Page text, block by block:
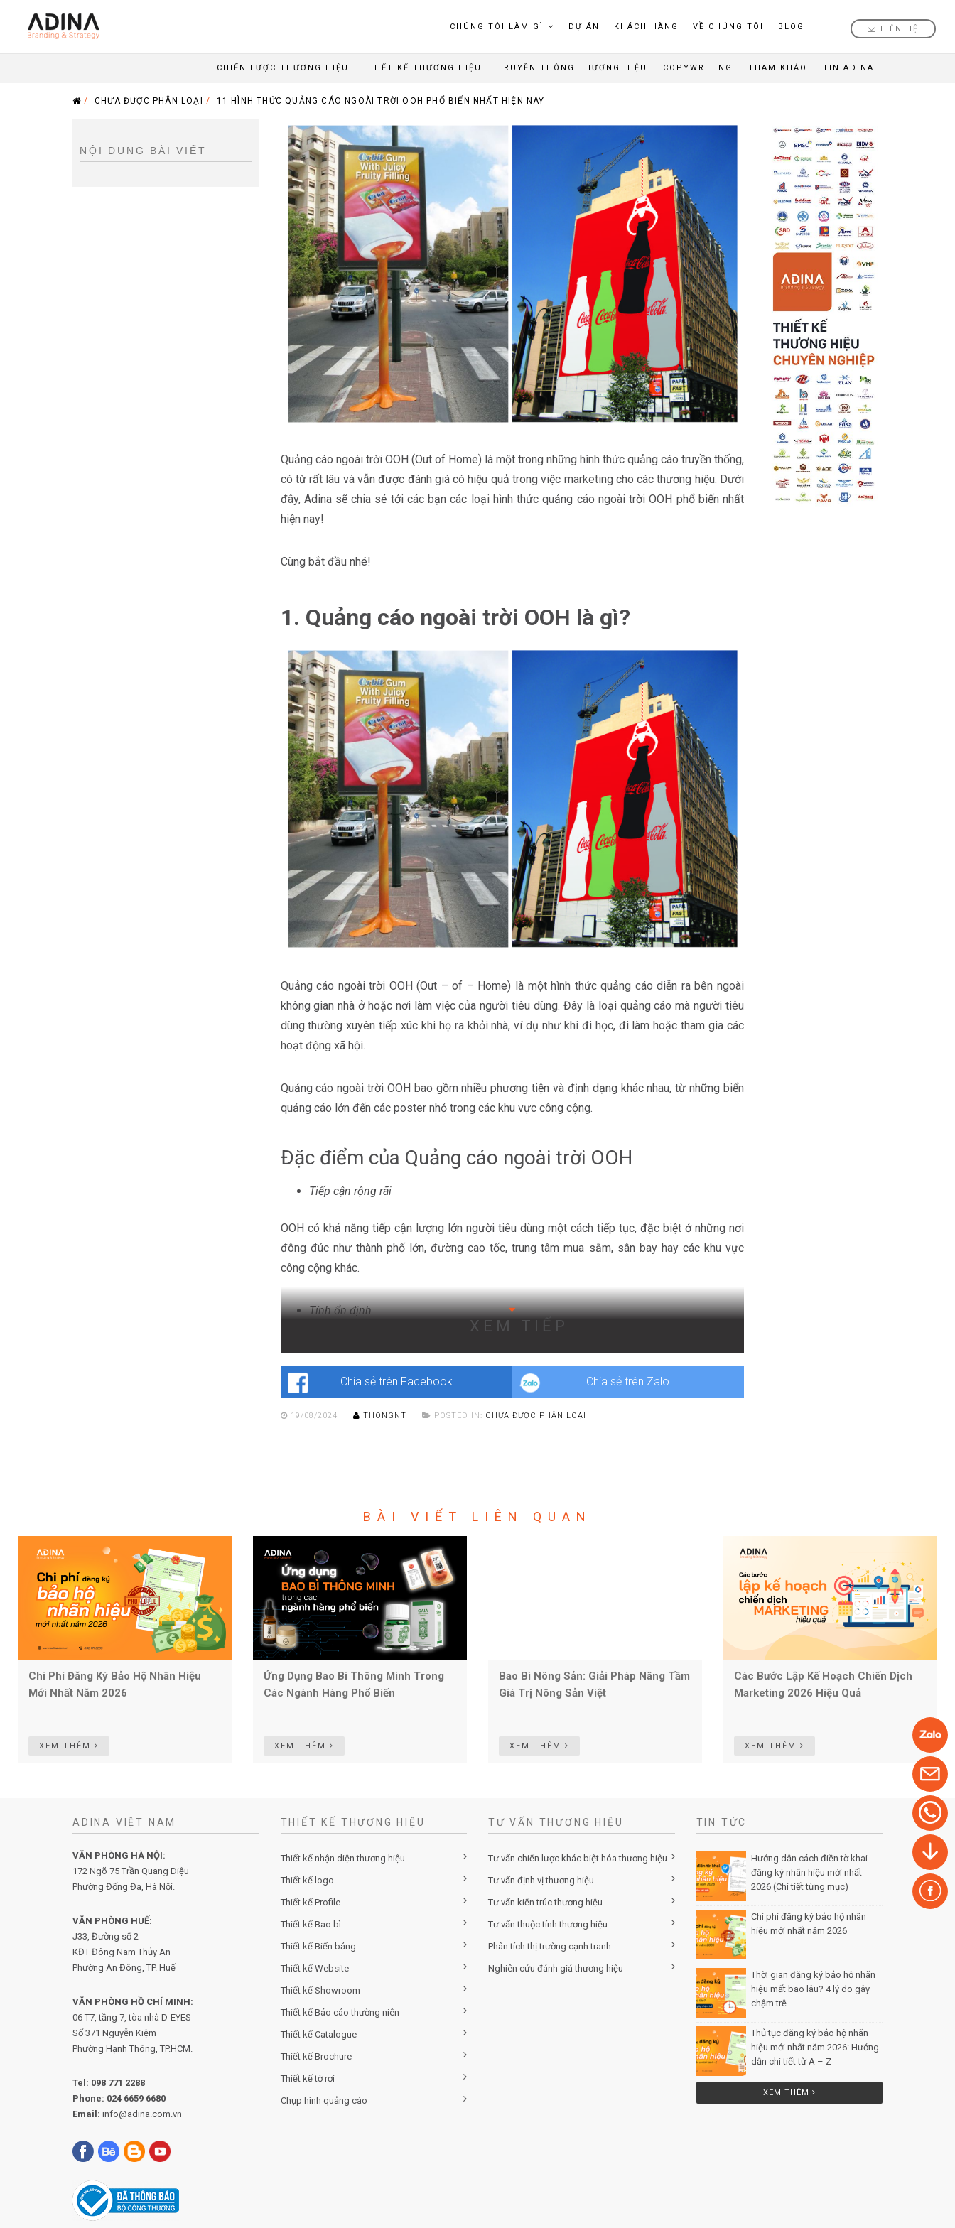
CHÚNG TÔI LÀM GÌ DỰ ÁN KHÁCH HÀNG VỀ CHÚNG TÔI BLOG LIÊN HỆ
CHIẾN LƯỢC THƯƠNG HIỆU THIẾT KẾ THƯƠNG HIỆU TRUYỀN THÔNG THƯƠNG HIỆU COPYWRITING THAM KHẢO TIN ADINA
/CHƯA ĐƯỢC PHÂN LOẠI / 11 HÌNH THỨC QUẢNG CÁO NGOÀI TRỜI OOH PHỔ BIẾN NHẤT HIỆN NAY
NỘI DUNG BÀI VIẾT
Quảng cáo ngoài trời OOH (Out of Home) là một trong những hình thức quảng cáo truyền thống,
có từ rất lâu và vẫn được đánh giá có hiệu quả trong việc marketing cho các thương hiệu. Dưới
đây, Adina sẽ chia sẻ tới các bạn các loại hình thức quảng cáo ngoài trời OOH phổ biến nhất
hiện nay!
Cùng bắt đầu nhé!
1. Quảng cáo ngoài trời OOH là gì?
Quảng cáo ngoài trời OOH (Out – of – Home) là một hình thức quảng cáo diễn ra bên ngoài
không gian nhà ở hoặc nơi làm việc của người tiêu dùng. Đây là loại quảng cáo mà người tiêu
dùng thường xuyên tiếp xúc khi họ ra khỏi nhà, ví dụ như khi đi học, đi làm hoặc tham gia các
hoạt động xã hội.
Quảng cáo ngoài trời OOH bao gồm nhiều phương tiện và định dạng khác nhau, từ những biển
quảng cáo lớn đến các poster nhỏ trong các khu vực công cộng.
Đặc điểm của Quảng cáo ngoài trời OOH
Tiếp cận rộng rãi
OOH có khả năng tiếp cận lượng lớn người tiêu dùng một cách tiếp tục, đặc biệt ở những nơi
đông đúc như thành phố lớn, đường cao tốc, trung tâm mua sắm, sân bay hay các khu vực
công cộng khác.
Tính ổn định
giúp tăng khả năng nhận diện thương hiệu và ghi nhớ thông điệp của người tiêu dùng.
XEM TIẾP
Chia sẻ trên Facebook Chia sẻ trên Zalo
19/08/2024 THONGNT POSTED IN: CHƯA ĐƯỢC PHÂN LOẠI
BÀI VIẾT LIÊN QUAN
Chi Phí Đăng Ký Bảo Hộ Nhãn Hiệu
Mới Nhất Năm 2026
XEM THÊM
Ứng Dụng Bao Bì Thông Minh Trong
Các Ngành Hàng Phổ Biến
XEM THÊM
Bao Bì Nông Sản: Giải Pháp Nâng Tầm
Giá Trị Nông Sản Việt
XEM THÊM
Các Bước Lập Kế Hoạch Chiến Dịch
Marketing 2026 Hiệu Quả
XEM THÊM
ADINA VIỆT NAM
VĂN PHÒNG HÀ NỘI:
172 Ngõ 75 Trần Quang Diệu
Phường Đống Đa, Hà Nội.
VĂN PHÒNG HUẾ:
J33, Đường số 2
KĐT Đông Nam Thủy An
Phường An Đông, TP. Huế
VĂN PHÒNG HỒ CHÍ MINH:
06 T7, tầng 7, tòa nhà D-EYES
Số 371 Nguyễn Kiệm
Phường Hạnh Thông, TP.HCM.
Tel: 098 771 2288
Phone: 024 6659 6680
Email: info@adina.com.vn
THIẾT KẾ THƯƠNG HIỆU
Thiết kế nhận diện thương hiệu
Thiết kế logo
Thiết kế Profile
Thiết kế Bao bì
Thiết kế Biển bảng
Thiết kế Website
Thiết kế Showroom
Thiết kế Báo cáo thường niên
Thiết kế Catalogue
Thiết kế Brochure
Thiết kế tờ rơi
Chụp hình quảng cáo
TƯ VẤN THƯƠNG HIỆU
Tư vấn chiến lược khác biệt hóa thương hiệu
Tư vấn định vị thương hiệu
Tư vấn kiến trúc thương hiệu
Tư vấn thuộc tính thương hiệu
Phân tích thị trường cạnh tranh
Nghiên cứu đánh giá thương hiệu
TIN TỨC
Hướng dẫn cách điền tờ khai
đăng ký nhãn hiệu mới nhất
2026 (Chi tiết từng mục)
Chi phí đăng ký bảo hộ nhãn
hiệu mới nhất năm 2026Posted
Thời gian đăng ký bảo hộ nhãn
hiệu mất bao lâu? 4 lý do gây
chậm trễPosted by Minh Tâm 26
Thủ tục đăng ký bảo hộ nhãn
hiệu mới nhất năm 2026: Hướng
dẫn chi tiết từ A – ZPosted by
XEM THÊM